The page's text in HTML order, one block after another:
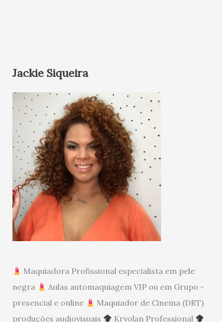
Jackie Siqueira
Maquiadora Profissional especialista em pele
negra
Aulas automaquiagem VIP ou em Grupo -
presencial e online
Maquiador de Cinema (DRT)
produções audiovisuais
Kryolan Professional